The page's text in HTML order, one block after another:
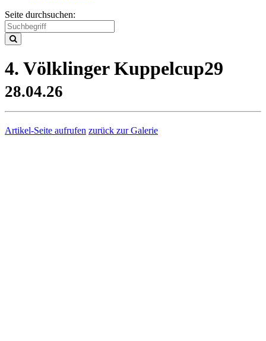
Seite durchsuchen:
4. Völklinger Kuppelcup29
28.04.26
Artikel-Seite aufrufen zurück zur Galerie